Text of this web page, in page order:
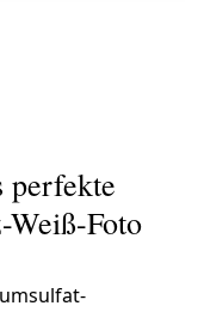
perfekte
Foto